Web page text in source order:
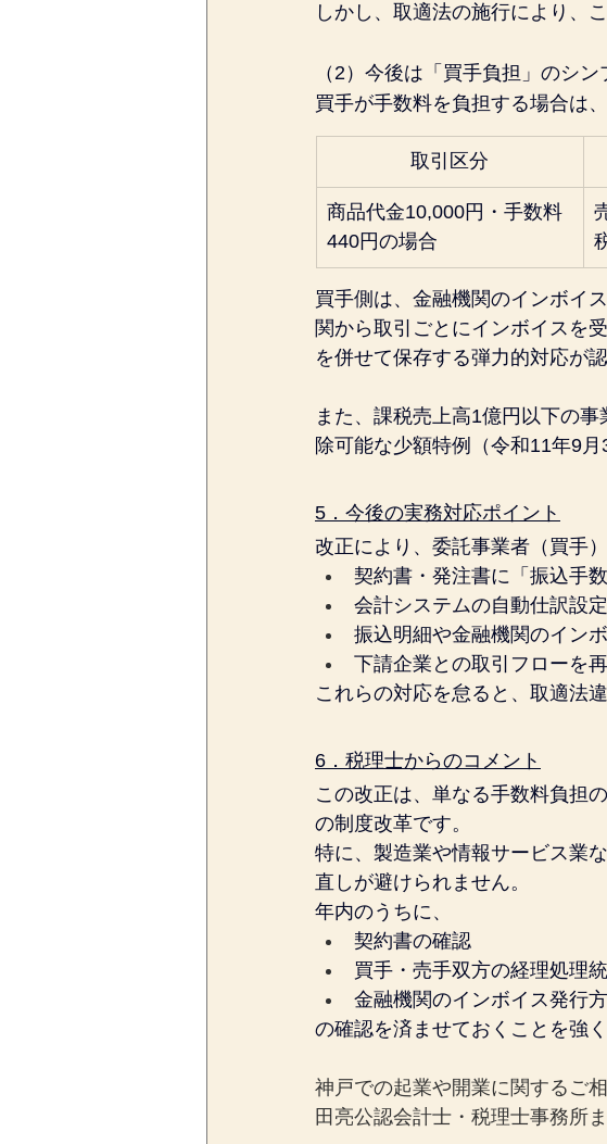
しかし、取適法の施行により、
（2）今後は「買手負担」のシ
買手が手数料を負担する場合は
取引区分
商品代金10,000円・手数料
440円の場合
買手側は、金融機関のインボイ
関から取引ごとにインボイスを
を併せて保存する弾力的対応が
また、課税売上高1億円以下の
除可能な少額特例（令和11年9月
5．今後の実務対応ポイント
改正により、委託事業者（買手
契約書・発注書に「振込手
会計システムの自動仕訳設
振込明細や金融機関のイン
下請企業との取引フローを
これらの対応を怠ると、取適法
6．税理士からのコメント
この改正は、単なる手数料負担
の制度改革です。
特に、製造業や情報サービス業
直しが避けられません。
年内のうちに、
契約書の確認
買手・売手双方の経理処理
金融機関のインボイス発行
の確認を済ませておくことを強
神戸での起業や開業に関するご
田亮公認会計士・税理士事務所